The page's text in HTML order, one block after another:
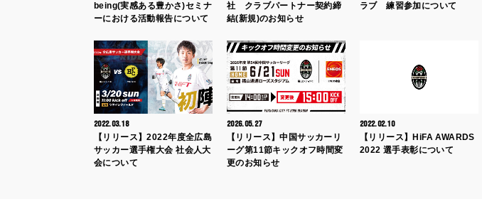
being(実感ある豊かさ)セミナ
ーにおける活動報告について
社 クラブパートナー契約締
結(新規)のお知らせ
ラブ 練習参加について
2022.03.18
【リリース】2022年度全広島
サッカー選手権大会 社会人大
会について
2026.05.27
【リリース】中国サッカーリ
ーグ第11節キックオフ時間変
更のお知らせ
2022.02.10
【リリース】HiFA AWARDS
2022 選手表彰について